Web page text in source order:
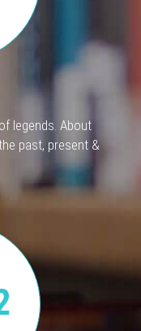
legends. About
past, present &